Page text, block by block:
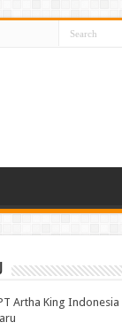
Artha King Indonesia